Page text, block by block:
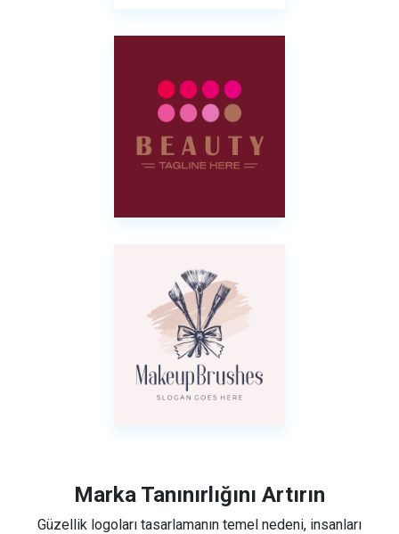
Marka Tanınırlığını Artırın
Güzellik logoları tasarlamanın temel nedeni, insanları